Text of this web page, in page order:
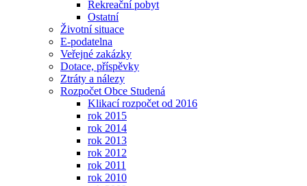
Rekreační pobyt
Ostatní
Životní situace
E-podatelna
Veřejné zakázky
Dotace, příspěvky
Ztráty a nálezy
Rozpočet Obce Studená
Klikací rozpočet od 2016
rok 2015
rok 2014
rok 2013
rok 2012
rok 2011
rok 2010